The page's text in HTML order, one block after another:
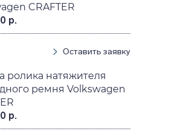
CRAFTER
р.
Оставить заявку
ролика натяжителя
ремня Volkswagen
р.